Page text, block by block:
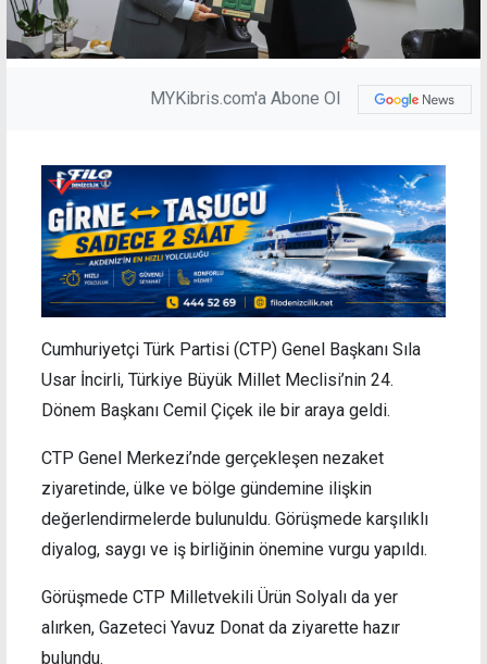
MYKibris.com'a Abone Ol
Cumhuriyetçi Türk Partisi (CTP) Genel Başkanı Sıla
Usar İncirli, Türkiye Büyük Millet Meclisi’nin 24.
Dönem Başkanı Cemil Çiçek ile bir araya geldi.
CTP Genel Merkezi’nde gerçekleşen nezaket
ziyaretinde, ülke ve bölge gündemine ilişkin
değerlendirmelerde bulunuldu. Görüşmede karşılıklı
diyalog, saygı ve iş birliğinin önemine vurgu yapıldı.
Görüşmede CTP Milletvekili Ürün Solyalı da yer
alırken, Gazeteci Yavuz Donat da ziyarette hazır
bulundu.